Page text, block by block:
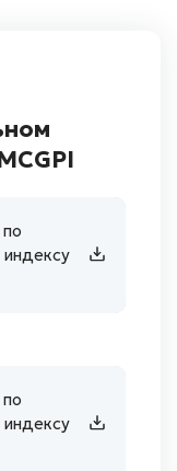
индексу
индексу